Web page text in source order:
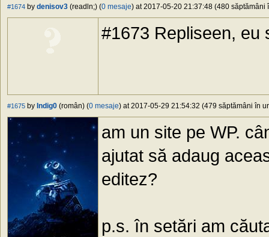
#1674 by denisov3 (readln;) (0 mesaje) at 2017-05-20 21:37:48 (480 săptămâni
#1673 Repliseen, eu
#1675 by Indig0 (român) (0 mesaje) at 2017-05-29 21:54:32 (479 săptămâni în
am un site pe WP.
ajutat să adaug
editez?
p.s. în setări am